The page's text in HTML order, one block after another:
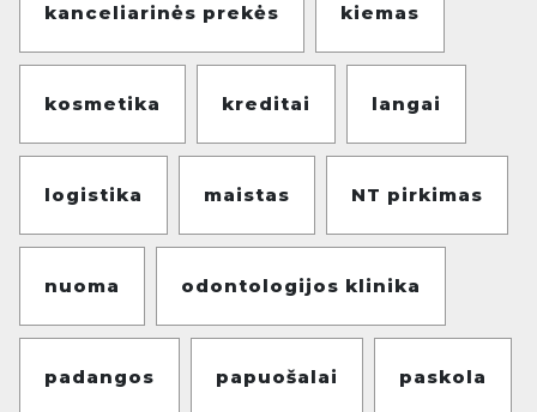
kanceliarinės prekės kiemas
kosmetika kreditai langai
logistika maistas NT pirkimas
nuoma odontologijos klinika
padangos papuošalai paskola